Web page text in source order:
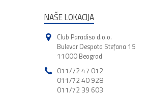
NAŠE LOKACIJA
Club Paradiso d.o.o.
Bulevar Despota Stefana 15
11000 Beograd
011/72 47 012
011/72 40 928
011/72 39 603